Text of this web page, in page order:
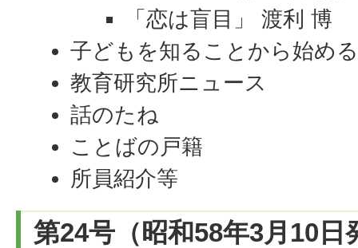
「恋は盲目」 渡利 博
子どもを知ることから始め
教育研究所ニュース
話のたね
ことばの戸籍
所員紹介等
第24号（昭和58年3月10日